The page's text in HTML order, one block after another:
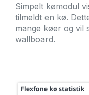
Simpelt kømodul
tilmeldt en kø.
mange køer og vil
wallboard.